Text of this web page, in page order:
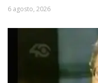
6 agosto, 2026